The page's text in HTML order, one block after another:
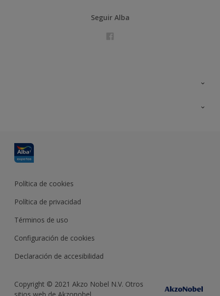
Seguir Alba
Política de cookies
Política de privacidad
Términos de uso
Configuración de cookies
Declaración de accesibilidad
Copyright © 2021 Akzo Nobel N.V. Otros
sitios web de Akzonobel